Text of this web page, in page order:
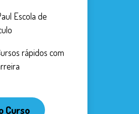
Escola de
rápidos com
Curso